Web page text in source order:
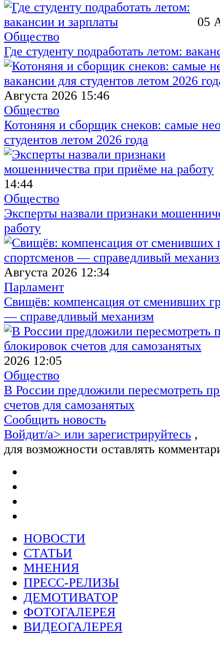
05
Общество
Где студенту подработать летом:
Августа 2026 15:46
Общество
Котоняня и сборщик снеков: самые
студентов летом 2026 года
14:44
Общество
Эксперты назвали признаки
работу
Августа 2026 12:34
Парламент
Свищёв: компенсация от сменивших
— справедливый механизм
2026 12:05
Общество
В России предложили пересмотреть
счетов для самозанятых
Сообщить новость
Войдит/a> или зарегистрируйтесь ,
для возможности оставлять
НОВОСТИ
СТАТЬИ
МНЕНИЯ
ПРЕСС-РЕЛИЗЫ
ДЕМОТИВАТОР
ФОТОГАЛЕРЕЯ
ВИДЕОГАЛЕРЕЯ